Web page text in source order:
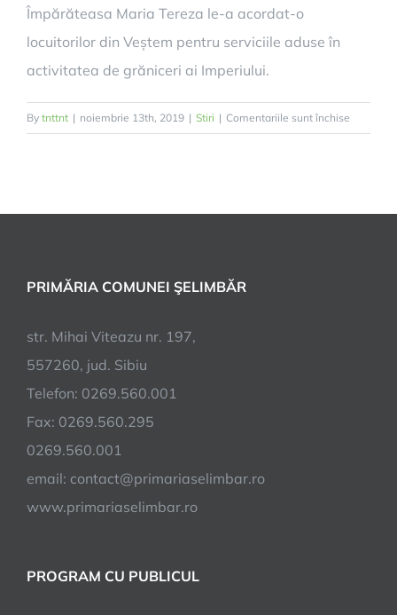
Împărăteasa Maria Tereza le-a acordat-o
locuitorilor din Veștem pentru serviciile aduse în
activitatea de grăniceri ai Imperiului.
By tnttnt | noiembrie 13th, 2019 | Stiri | Comentariile sunt închise
Primăria
PRIMĂRIA COMUNEI ŞELIMBĂR
str. Mihai Viteazu nr. 197,
557260, jud. Sibiu
Telefon: 0269.560.001
Fax: 0269.560.295
0269.560.001
email: contact@primariaselimbar.ro
www.primariaselimbar.ro
PROGRAM CU PUBLICUL